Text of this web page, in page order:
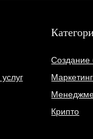
Создание
Маркетинг
Крипто